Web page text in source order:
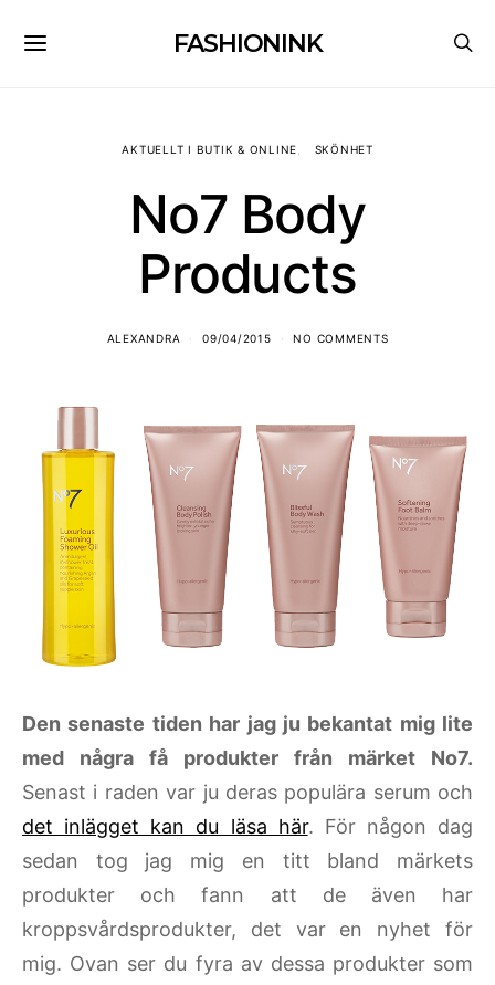
FASHIONINK
AKTUELLT I BUTIK & ONLINE SKÖNHET
No7 Body
Products
ALEXANDRA 09/04/2015 NO COMMENTS
Den senaste tiden har jag ju bekantat mig lite
med några få produkter från märket No7.
Senast i raden var ju deras populära serum och
det inlägget kan du läsa här. För någon dag
sedan tog jag mig en titt bland märkets
produkter och fann att de även har
kroppsvårdsprodukter, det var en nyhet för
mig. Ovan ser du fyra av dessa produkter som